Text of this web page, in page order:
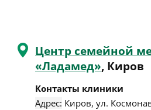
Центр семейной
«Ладамед», Киров
Контакты клиники
Адрес: Киров, ул.